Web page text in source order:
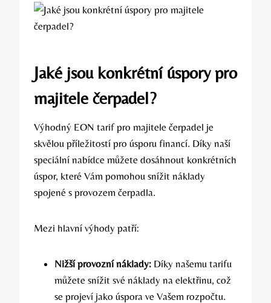
Jaké jsou konkrétní úspory pro
majitele čerpadel?
Výhodný EON tarif pro majitele čerpadel je
skvělou příležitostí pro úsporu financí. Díky naší
speciální nabídce můžete dosáhnout konkrétních
úspor, které Vám pomohou snížit náklady
spojené s provozem čerpadla.
Mezi hlavní výhody patří:
Nižší provozní náklady: Díky našemu tarifu
můžete snížit své náklady na elektřinu, což
se projeví jako úspora ve Vašem rozpočtu.